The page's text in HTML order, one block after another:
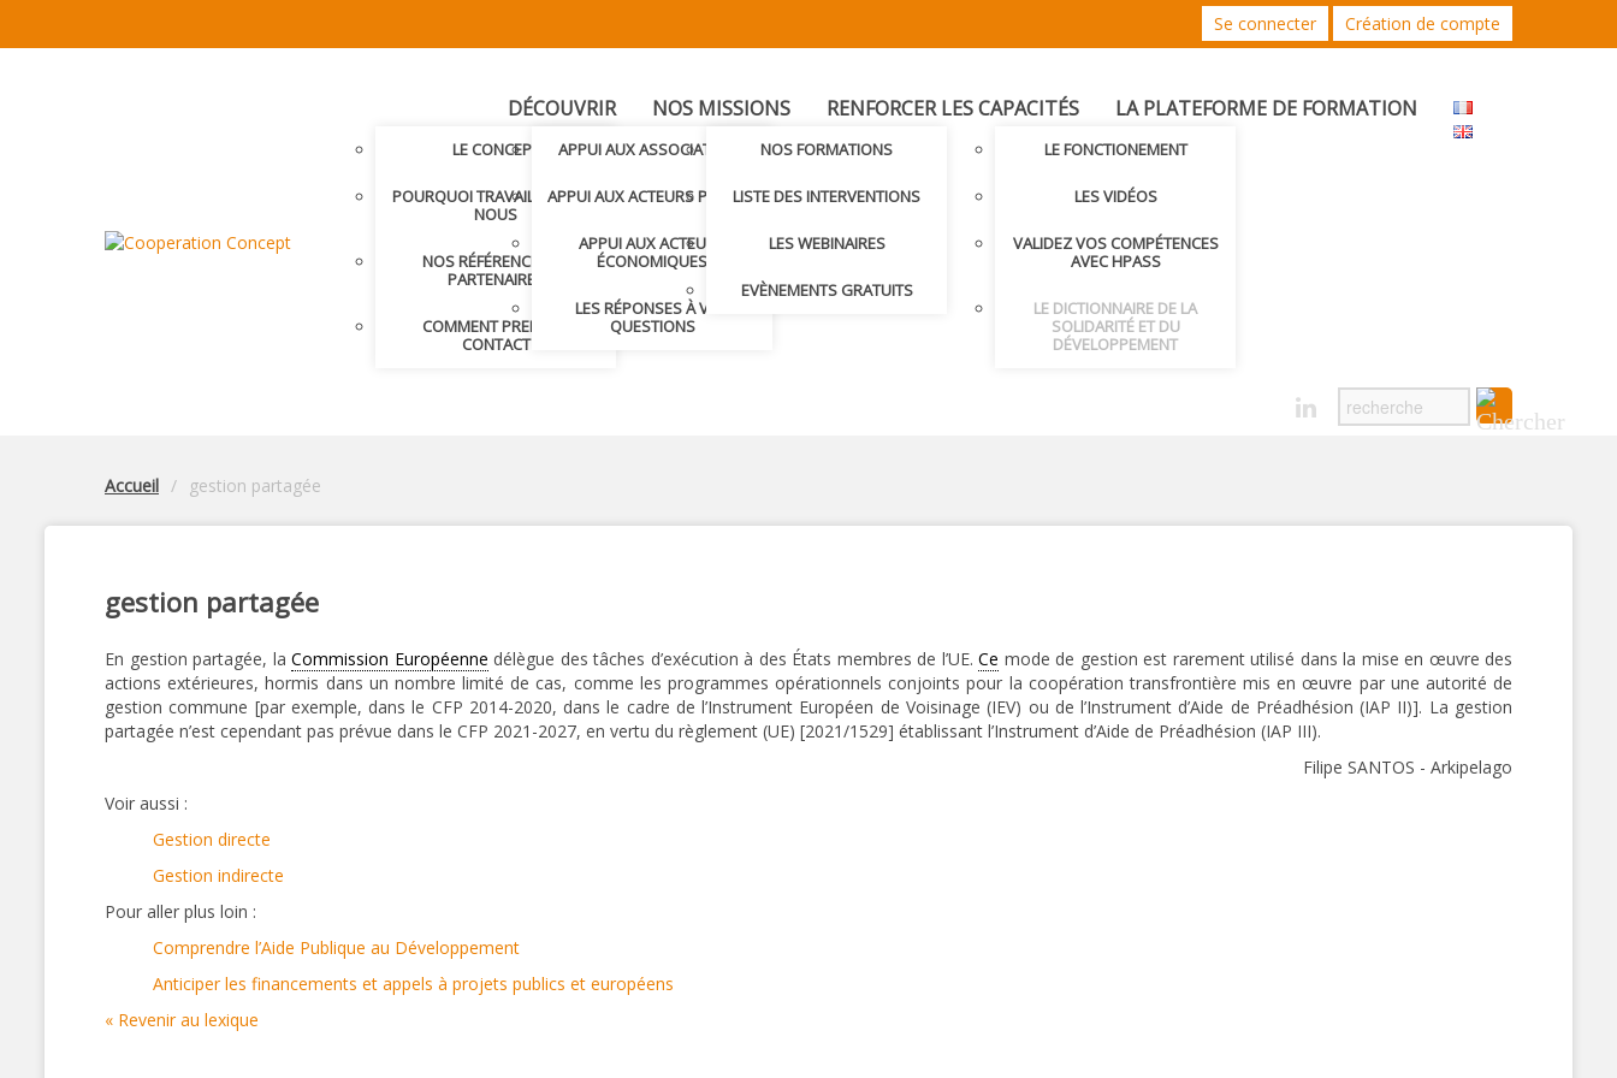
Se connecter Création de compte
DÉCOUVRIR
LE CONCEPT
POURQUOI TRAVAILLER AVEC
NOUS
NOS RÉFÉRENCES ET
PARTENAIRES
COMMENT PRENDRE
CONTACT
NOS MISSIONS
APPUI AUX ASSOCIATIONS
APPUI AUX ACTEURS PUBLICS
APPUI AUX ACTEURS
ÉCONOMIQUES
LES RÉPONSES À VOS
QUESTIONS
RENFORCER LES CAPACITÉS
NOS FORMATIONS
LISTE DES INTERVENTIONS
LES WEBINAIRES
EVÈNEMENTS GRATUITS
LA PLATEFORME DE FORMATION
LE FONCTIONEMENT
LES VIDÉOS
VALIDEZ VOS COMPÉTENCES
AVEC HPASS
LE DICTIONNAIRE DE LA
SOLIDARITÉ ET DU
DÉVELOPPEMENT
Accueil gestion partagée
gestion partagée
En gestion partagée, la Commission Européenne délègue des tâches d’exécution à des États membres de l’UE. Ce mode de gestion est rarement utilisé dans la mise en œuvre des
actions extérieures, hormis dans un nombre limité de cas, comme les programmes opérationnels conjoints pour la coopération transfrontière mis en œuvre par une autorité de
gestion commune [par exemple, dans le CFP 2014-2020, dans le cadre de l’Instrument Européen de Voisinage (IEV) ou de l’Instrument d’Aide de Préadhésion (IAP II)]. La gestion
partagée n’est cependant pas prévue dans le CFP 2021-2027, en vertu du règlement (UE) [2021/1529] établissant l’Instrument d’Aide de Préadhésion (IAP III).
Filipe SANTOS - Arkipelago
Voir aussi :
Gestion directe
Gestion indirecte
Pour aller plus loin :
Comprendre l’Aide Publique au Développement
Anticiper les financements et appels à projets publics et européens
« Revenir au lexique